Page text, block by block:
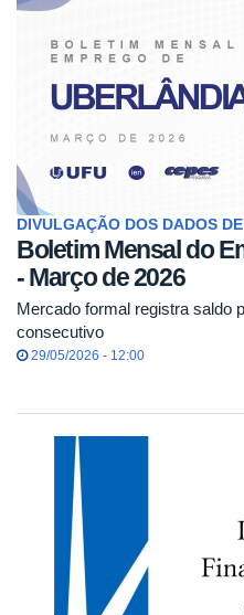
DIVULGAÇÃO DOS DADOS
Boletim Mensal do
- Março de 2026
Mercado formal registra saldo
consecutivo
29/05/2026 - 12:00